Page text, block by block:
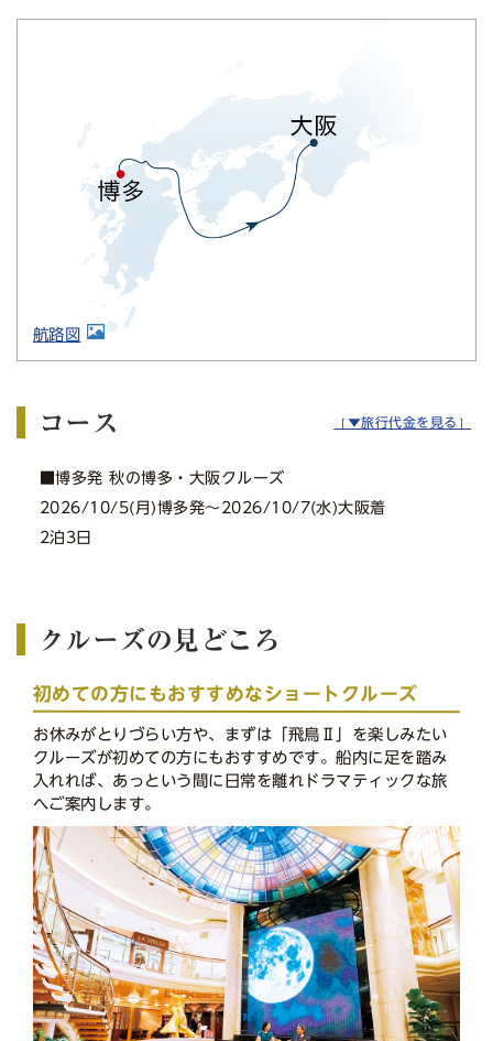
航路図
コース ［▼旅行代金を見る］
■博多発 秋の博多・大阪クルーズ
2026/10/5(月)博多発〜2026/10/7(水)大阪着
2泊3日
クルーズの見どころ
初めての方にもおすすめなショートクルーズ
お休みがとりづらい方や、まずは「飛鳥Ⅱ」を楽しみたい
クルーズが初めての方にもおすすめです。船内に足を踏み
入れれば、あっという間に日常を離れドラマティックな旅
へご案内します。